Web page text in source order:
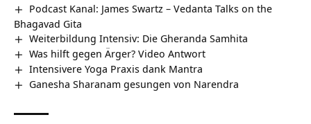
Podcast Kanal: James Swartz – Vedanta Talks on the
Bhagavad Gita
Weiterbildung Intensiv: Die Gheranda Samhita
Was hilft gegen Ärger? Video Antwort
Intensivere Yoga Praxis dank Mantra
Ganesha Sharanam gesungen von Narendra